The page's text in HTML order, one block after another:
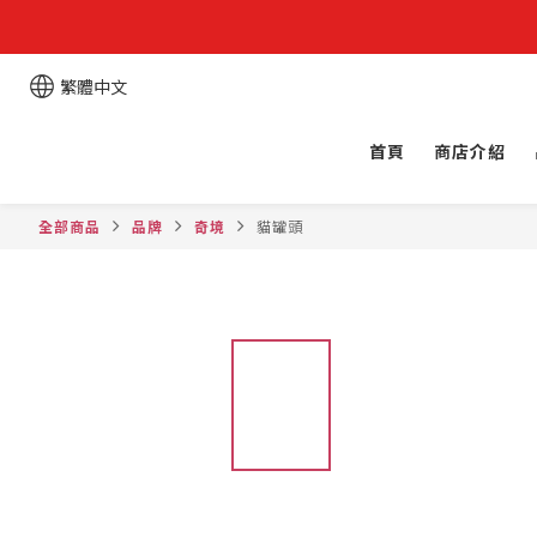
繁體中文
首頁 商店介紹
全部商品 品牌 奇境 貓罐頭